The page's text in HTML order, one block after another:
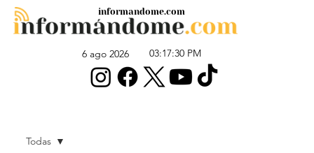
6 ago 2026 03:17:30 PM
informandome.com
Todas